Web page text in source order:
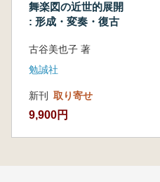
【参考資料3】「舞楽図
舞楽図関連年表(中世～
参考文献
挿図一覧
索 引
舞楽図の近世的展開
: 形成・変奏・復古
古谷美也子 著
勉誠社
新刊 取り寄せ
9,900円